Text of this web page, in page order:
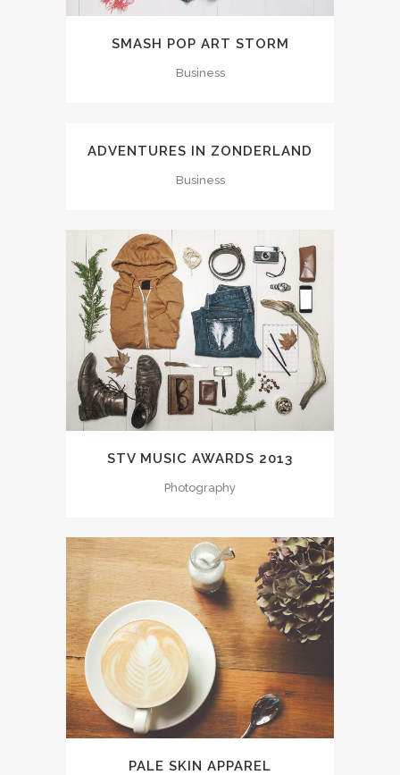
SMASH POP ART STORM
Business
ADVENTURES IN ZONDERLAND
Business
STV MUSIC AWARDS 2013
Photography
PALE SKIN APPAREL